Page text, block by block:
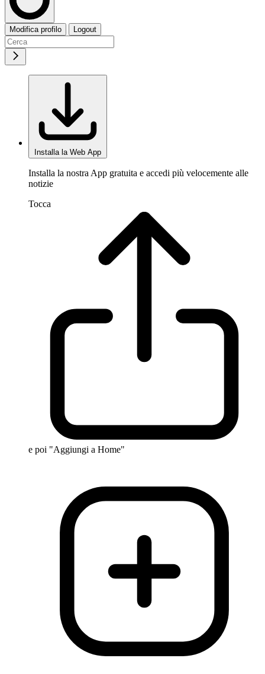
Modifica profilo Logout
Installa la Web App
Installa la nostra App gratuita e accedi più velocemente alle
notizie
Tocca
e poi "Aggiungi a Home"